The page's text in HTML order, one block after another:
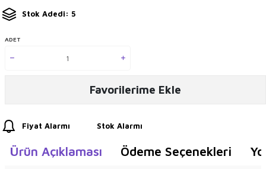
Stok Adedi: 5
ADET
Favorilerime Ekle
Fiyat Alarmı Stok Alarmı
Ürün Açıklaması Ödeme Seçenekleri